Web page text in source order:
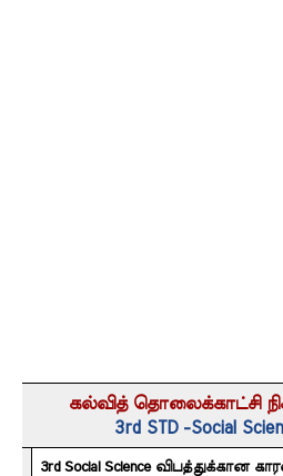
கல்வித் தொலைக்காட்சி
3rd STD -Social
3rd Social Science விபத்துக்கான